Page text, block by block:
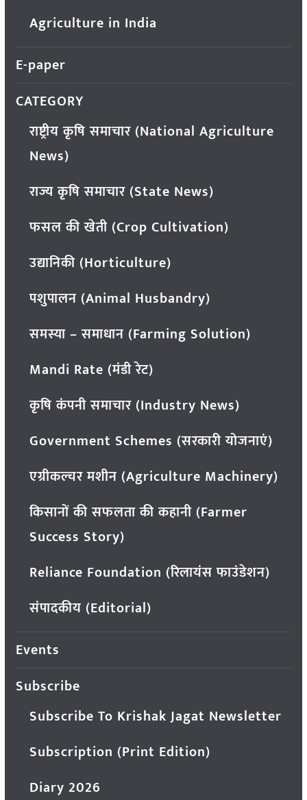
Agriculture in India
E-paper
CATEGORY
राष्ट्रीय कृषि समाचार (National Agriculture
News)
राज्य कृषि समाचार (State News)
फसल की खेती (Crop Cultivation)
उद्यानिकी (Horticulture)
पशुपालन (Animal Husbandry)
समस्या – समाधान (Farming Solution)
Mandi Rate (मंडी रेट)
कृषि कंपनी समाचार (Industry News)
Government Schemes (सरकारी योजनाएं)
एग्रीकल्चर मशीन (Agriculture Machinery)
किसानों की सफलता की कहानी (Farmer
Success Story)
Reliance Foundation (रिलायंस फाउंडेशन)
संपादकीय (Editorial)
Events
Subscribe
Subscribe To Krishak Jagat Newsletter
Subscription (Print Edition)
Diary 2026